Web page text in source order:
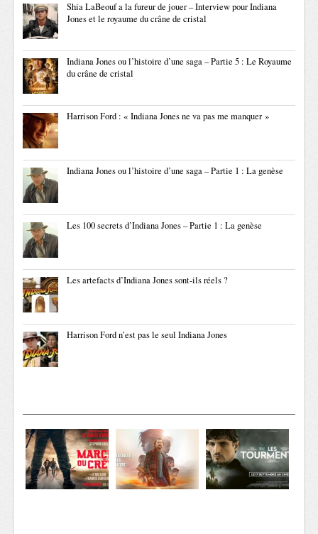
Shia LaBeouf a la fureur de jouer – Interview pour Indiana
Jones et le royaume du crâne de cristal
Indiana Jones ou l’histoire d’une saga – Partie 5 : Le Royaume
du crâne de cristal
Harrison Ford : « Indiana Jones ne va pas me manquer »
Indiana Jones ou l’histoire d’une saga – Partie 1 : La genèse
Les 100 secrets d’Indiana Jones – Partie 1 : La genèse
Les artefacts d’Indiana Jones sont-ils réels ?
Harrison Ford n’est pas le seul Indiana Jones